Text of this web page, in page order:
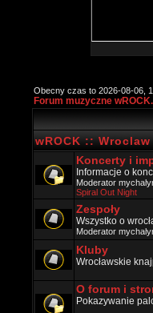
Obecny czas to 2026-08-06,
Forum muzyczne
wROCK ::
Koncerty i
Informacje o
Moderator
Spiral Out Night
Zespoły
Wszystko o
Moderator
Kluby
Wrocławskie
O forum i
Pokazywanie